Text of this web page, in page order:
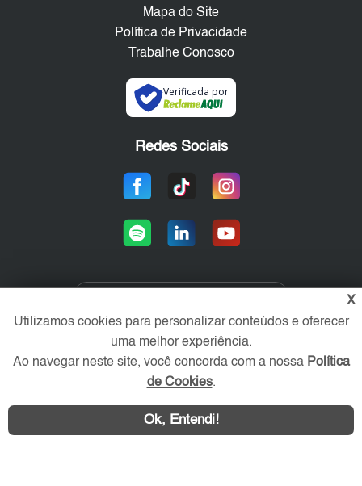
WhatsApp Contatar
Mapa do Site
Política de Privacidade
Trabalhe Conosco
Verificada por
Redes Sociais
Área exclusiva aos anunciantes,
acesse sua conta:
X
Utilizamos cookies para personalizar conteúdos e oferecer
uma melhor experiência.
Ao navegar neste site, você concorda com a nossa Política
de Cookies.
Ok, Entendi!